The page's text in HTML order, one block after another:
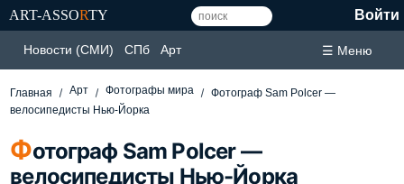
ART-ASSORTY Войти
Новости (СМИ) СПб Арт ☰ Меню
Главная Арт Фотографы мира
Фотограф Sam Polcer —
велосипедисты Нью-Йорка
Фотограф Sam Polcer —
велосипедисты Нью-Йорка